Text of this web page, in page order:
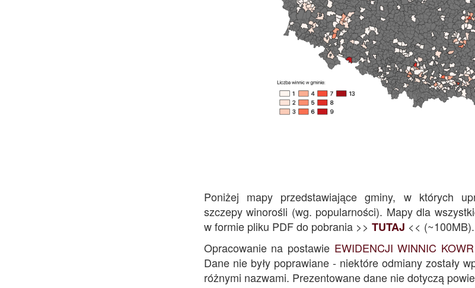
Poniżej mapy przedstawiające gminy, w których
szczepy winorośli (wg. popularności). Mapy dla
w formie pliku PDF do pobrania >> TUTAJ << (~100MB).
Opracowanie na postawie EWIDENCJI WINNIC
Dane nie były poprawiane - niektóre odmiany zostały
różnymi nazwami. Prezentowane dane nie dotyczą